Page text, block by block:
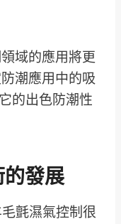
域的應用將更
潮應用中的吸
的出色防潮性
發展
氈濕氣控制很